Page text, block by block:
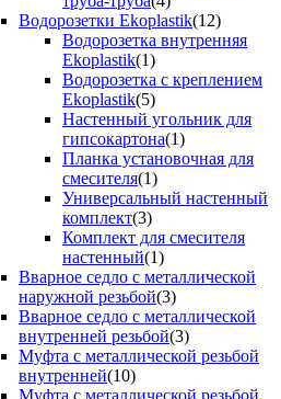
Водорозетки Ekoplastik(12)
Водорозетка внутренняя
Ekoplastik(1)
Водорозетка с креплением
Ekoplastik(5)
Настенный угольник для
гипсокартона(1)
Планка установочная для
смесителя(1)
Универсальный настенный
комплект(3)
Комплект для смесителя
настенный(1)
Вварное седло с металлической
наружной резьбой(3)
Вварное седло с металлической
внутренней резьбой(3)
Муфта с металлической резьбой
внутренней(10)
Муфта с металлической резьбой